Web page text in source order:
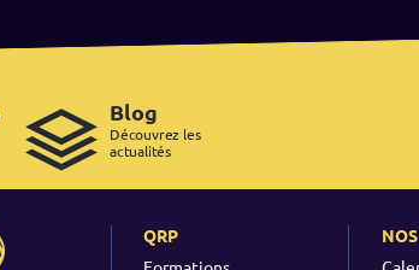
Blog
Découvrez les
actualités
QRP